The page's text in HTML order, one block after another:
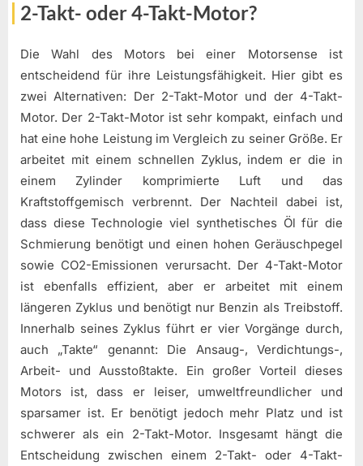
2-Takt- oder 4-Takt-Motor?
Die Wahl des Motors bei einer Motorsense ist
entscheidend für ihre Leistungsfähigkeit. Hier gibt es
zwei Alternativen: Der 2-Takt-Motor und der 4-Takt-
Motor. Der 2-Takt-Motor ist sehr kompakt, einfach und
hat eine hohe Leistung im Vergleich zu seiner Größe. Er
arbeitet mit einem schnellen Zyklus, indem er die in
einem Zylinder komprimierte Luft und das
Kraftstoffgemisch verbrennt. Der Nachteil dabei ist,
dass diese Technologie viel synthetisches Öl für die
Schmierung benötigt und einen hohen Geräuschpegel
sowie CO2-Emissionen verursacht. Der 4-Takt-Motor
ist ebenfalls effizient, aber er arbeitet mit einem
längeren Zyklus und benötigt nur Benzin als Treibstoff.
Innerhalb seines Zyklus führt er vier Vorgänge durch,
auch „Takte“ genannt: Die Ansaug-, Verdichtungs-,
Arbeit- und Ausstoßtakte. Ein großer Vorteil dieses
Motors ist, dass er leiser, umweltfreundlicher und
sparsamer ist. Er benötigt jedoch mehr Platz und ist
schwerer als ein 2-Takt-Motor. Insgesamt hängt die
Entscheidung zwischen einem 2-Takt- oder 4-Takt-